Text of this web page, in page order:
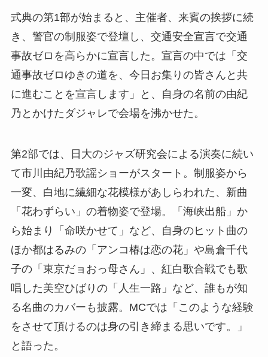
式典の第1部が始まると、主催者、来賓の挨拶に続
き、警官の制服姿で登壇し、交通安全宣言で交通
事故ゼロを高らかに宣言した。宣言の中では「交
通事故ゼロゆきの道を、今日お集りの皆さんと共
に進むことを宣言します」と、自身の名前の由紀
乃とかけたダジャレで会場を沸かせた。
第2部では、日大のジャズ研究会による演奏に続い
て市川由紀乃歌謡ショーがスタート。制服姿から
一変、白地に繊細な花模様があしらわれた、新曲
「花わずらい」の着物姿で登場。「海峡出船」か
ら始まり「命咲かせて」など、自身のヒット曲の
ほか都はるみの「アンコ椿は恋の花」や島倉千代
子の「東京だョおっ母さん」、紅白歌合戦でも歌
唱した美空ひばりの「人生一路」など、誰もが知
る名曲のカバーも披露。MCでは「このような経験
をさせて頂けるのは身の引き締まる思いです。」
と語った。